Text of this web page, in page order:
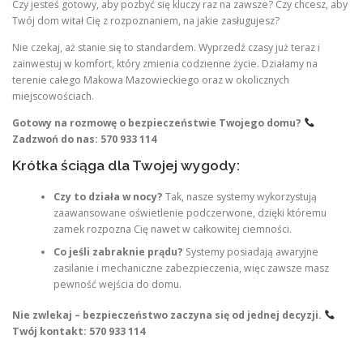
Czy jesteś gotowy, aby pozbyć się kluczy raz na zawsze? Czy chcesz, aby
Twój dom witał Cię z rozpoznaniem, na jakie zasługujesz?
Nie czekaj, aż stanie się to standardem. Wyprzedź czasy już teraz i
zainwestuj w komfort, który zmienia codzienne życie. Działamy na
terenie całego Makowa Mazowieckiego oraz w okolicznych
miejscowościach.
Gotowy na rozmowę o bezpieczeństwie Twojego domu?
Zadzwoń do nas: 570 933 114
Krótka ściąga dla Twojej wygody:
Czy to działa w nocy? Tak, nasze systemy wykorzystują
zaawansowane oświetlenie podczerwone, dzięki któremu
zamek rozpozna Cię nawet w całkowitej ciemności.
Co jeśli zabraknie prądu? Systemy posiadają awaryjne
zasilanie i mechaniczne zabezpieczenia, więc zawsze masz
pewność wejścia do domu.
Nie zwlekaj – bezpieczeństwo zaczyna się od jednej decyzji.
Twój kontakt: 570 933 114